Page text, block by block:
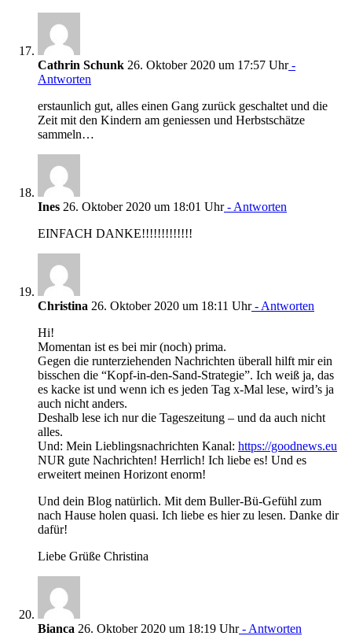
Cathrin Schunk 26. Oktober 2020 um 17:57 Uhr-
Antworten
erstaunlich gut, alles einen Gang zurück geschaltet und die
Zeit mit den Kindern am geniessen und Herbstschätze
sammeln…
Ines 26. Oktober 2020 um 18:01 Uhr- Antworten
EINFACH DANKE!!!!!!!!!!!!!
Christina 26. Oktober 2020 um 18:11 Uhr- Antworten
Hi!
Momentan ist es bei mir (noch) prima.
Gegen die runterziehenden Nachrichten überall hilft mir ein
bisschen die “Kopf-in-den-Sand-Strategie”. Ich weiß ja, das
es kacke ist und wenn ich es jeden Tag x-Mal lese, wird’s ja
auch nicht anders.
Deshalb lese ich nur die Tageszeitung – und da auch nicht
alles.
Und: Mein Lieblingsnachrichten Kanal: https://goodnews.eu
NUR gute Nachrichten! Herrlich! Ich liebe es! Und es
erweitert meinen Horizont enorm!
Und dein Blog natürlich. Mit dem Buller-Bü-Gefühl zum
nach Hause holen quasi. Ich liebe es hier zu lesen. Danke dir
dafür!
Liebe Grüße Christina
Bianca 26. Oktober 2020 um 18:19 Uhr- Antworten